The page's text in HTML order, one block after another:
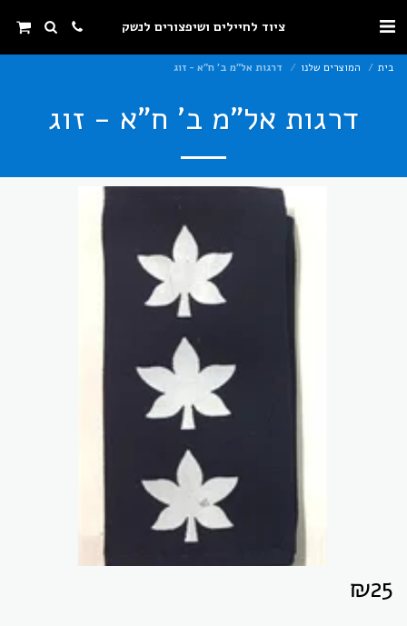
ציוד לחיילים ושיפצורים לנשק
בית המוצרים שלנו דרגות אל"מ ב' ח"א - זוג
דרגות אל"מ ב' ח"א - זוג
₪25